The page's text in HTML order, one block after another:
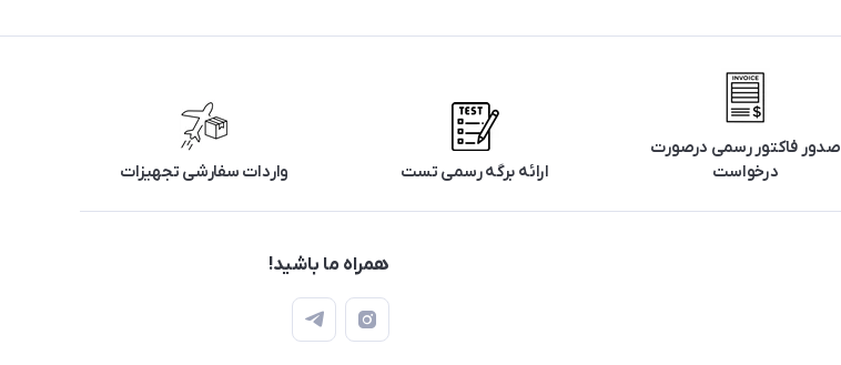
صدور فاکتور رسمی درصورت
درخواست
ارائه برگه رسمی تست واردات سفارشی تجهیزات
همراه ما باشید!